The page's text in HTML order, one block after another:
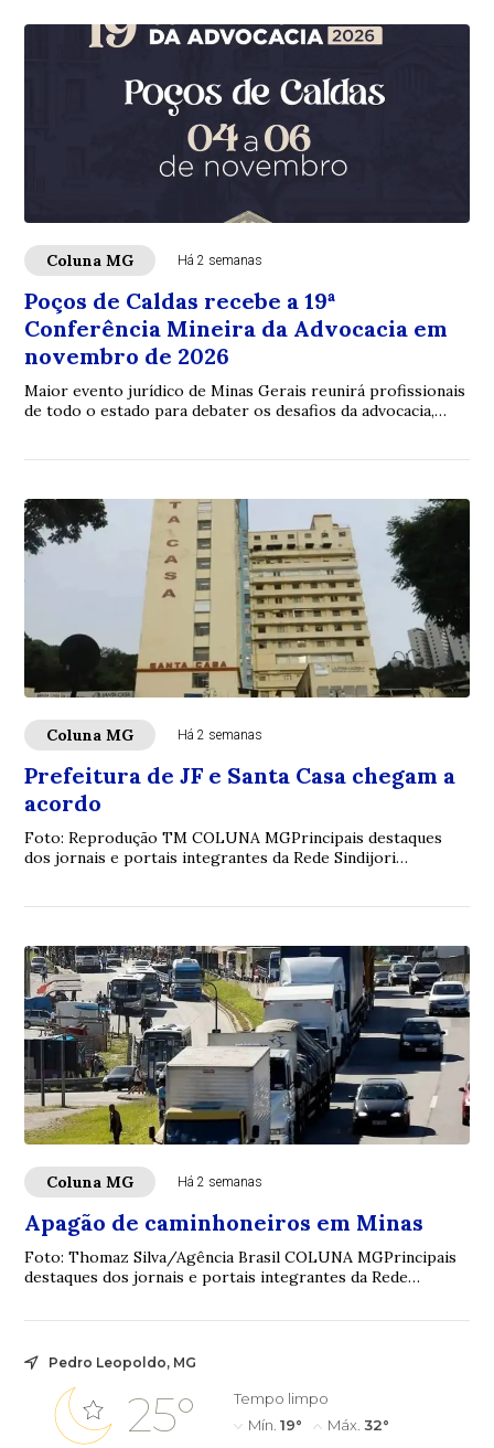
Coluna MG Há 2 semanas
Poços de Caldas recebe a 19ª
Conferência Mineira da Advocacia em
novembro de 2026
Maior evento jurídico de Minas Gerais reunirá profissionais
de todo o estado para debater os desafios da advocacia,
Coluna MG Há 2 semanas
Prefeitura de JF e Santa Casa chegam a
acordo
Foto: Reprodução TM COLUNA MGPrincipais destaques
dos jornais e portais integrantes da Rede Sindijori
Coluna MG Há 2 semanas
Apagão de caminhoneiros em Minas
Foto: Thomaz Silva/Agência Brasil COLUNA MGPrincipais
destaques dos jornais e portais integrantes da Rede
Pedro Leopoldo, MG
25°
Tempo limpo
Mín. 19° Máx. 32°